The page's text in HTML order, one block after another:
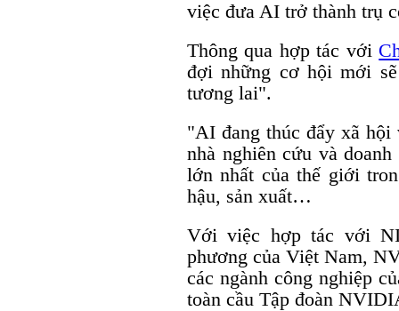
việc đưa AI trở thành trụ
Thông qua hợp tác với
đợi những cơ hội mới
tương lai".
"AI đang thúc đẩy xã hội
nhà nghiên cứu và
lớn nhất của thế giới
hậu, sản xuất…
Với việc hợp tác với
phương của Việt Nam,
các ngành công nghiệp
toàn cầu Tập đoàn